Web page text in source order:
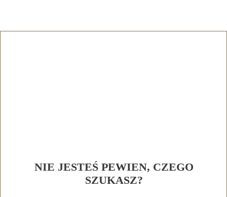
NIE JESTEŚ PEWIEN, CZEGO
SZUKASZ?